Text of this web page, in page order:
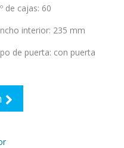
de cajas: 60
interior: 235 mm
de puerta: con puerta